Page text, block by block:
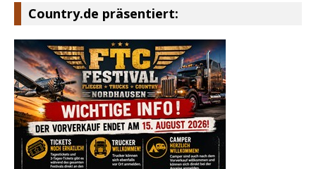
Country.de präsentiert: